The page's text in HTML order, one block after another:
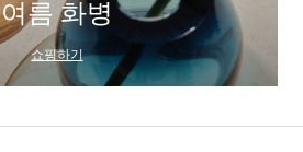
여름 화병
쇼핑하기